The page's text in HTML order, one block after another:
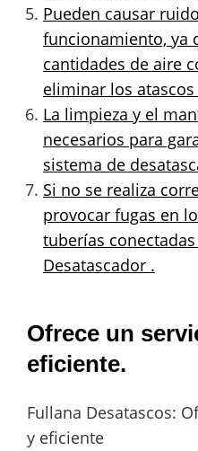
Pueden causar
funcionamiento, ya
cantidades de aire
eliminar los
La limpieza y el
necesarios para
sistema de
Si no se realiza
provocar fugas en
tuberías
Desatascador .
Ofrece un
eficiente.
Fullana Desatascos:
y eficiente